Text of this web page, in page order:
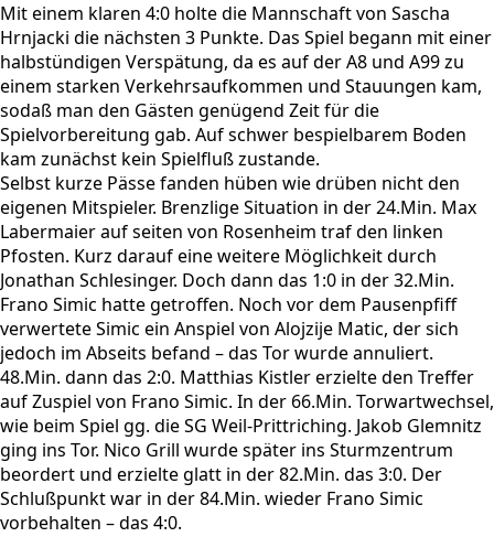
Mit einem klaren 4:0 holte die Mannschaft von Sascha
Hrnjacki die nächsten 3 Punkte. Das Spiel begann mit einer
halbstündigen Verspätung, da es auf der A8 und A99 zu
einem starken Verkehrsaufkommen und Stauungen kam,
sodaß man den Gästen genügend Zeit für die
Spielvorbereitung gab. Auf schwer bespielbarem Boden
kam zunächst kein Spielfluß zustande.
Selbst kurze Pässe fanden hüben wie drüben nicht den
eigenen Mitspieler. Brenzlige Situation in der 24.Min. Max
Labermaier auf seiten von Rosenheim traf den linken
Pfosten. Kurz darauf eine weitere Möglichkeit durch
Jonathan Schlesinger. Doch dann das 1:0 in der 32.Min.
Frano Simic hatte getroffen. Noch vor dem Pausenpfiff
verwertete Simic ein Anspiel von Alojzije Matic, der sich
jedoch im Abseits befand – das Tor wurde annuliert.
48.Min. dann das 2:0. Matthias Kistler erzielte den Treffer
auf Zuspiel von Frano Simic. In der 66.Min. Torwartwechsel,
wie beim Spiel gg. die SG Weil-Prittriching. Jakob Glemnitz
ging ins Tor. Nico Grill wurde später ins Sturmzentrum
beordert und erzielte glatt in der 82.Min. das 3:0. Der
Schlußpunkt war in der 84.Min. wieder Frano Simic
vorbehalten – das 4:0.